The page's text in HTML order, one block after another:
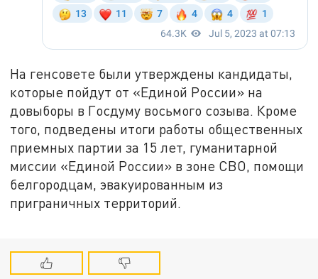
На генсовете были утверждены кандидаты,
которые пойдут от «Единой России» на
довыборы в Госдуму восьмого созыва. Кроме
того, подведены итоги работы общественных
приемных партии за 15 лет, гуманитарной
миссии «Единой России» в зоне СВО, помощи
белгородцам, эвакуированным из
приграничных территорий.